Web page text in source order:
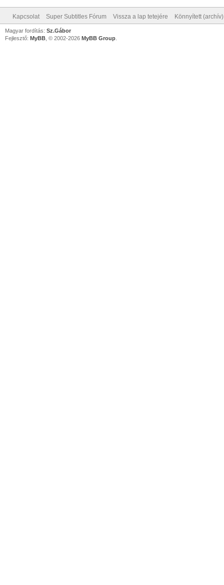
Kapcsolat Super Subtitles Fórum Vissza a lap tetejére Könnyített
Magyar fordítás: Sz.Gábor
Fejlesztő: MyBB , © 2002-2026 MyBB Group